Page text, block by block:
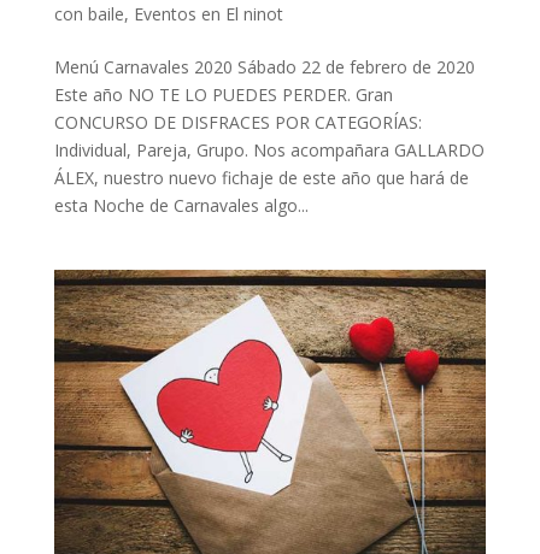
con baile, Eventos en El ninot
Menú Carnavales 2020 Sábado 22 de febrero de 2020
Este año NO TE LO PUEDES PERDER. Gran
CONCURSO DE DISFRACES POR CATEGORÍAS:
Individual, Pareja, Grupo. Nos acompañara GALLARDO
ÁLEX, nuestro nuevo fichaje de este año que hará de
esta Noche de Carnavales algo...